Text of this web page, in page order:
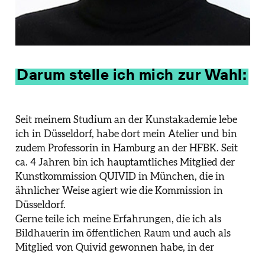
Darum stelle ich mich zur Wahl:
Seit meinem Studium an der Kunstakademie lebe
ich in Düsseldorf, habe dort mein Atelier und bin
zudem Professorin in Hamburg an der HFBK. Seit
ca. 4 Jahren bin ich hauptamtliches Mitglied der
Kunstkommission QUIVID in München, die in
ähnlicher Weise agiert wie die Kommission in
Düsseldorf.
Gerne teile ich meine Erfahrungen, die ich als
Bildhauerin im öffentlichen Raum und auch als
Mitglied von Quivid gewonnen habe, in der